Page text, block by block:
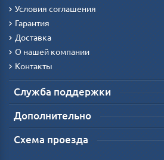
Условия соглашения
Гарантия
Доставка
О нашей компании
Контакты
Служба поддержки
Дополнительно
Схема проезда